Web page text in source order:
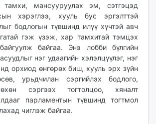
мансууруулах эм, сэтгэцэд
хэрэглээ, хууль бус эргэлттэй
бодлогын түвшинд илүү хүчтэй авч
гэж үзэж, хар тамхитай тэмцэх
байгаа. Энэ лобби бүлгийн
нэг удаагийн хэлэлцүүлэг, нэг
орхиод өнгөрөх биш, хууль эрх зүйн
урьдчилан сэргийлэх бодлого,
сэргээх тогтолцоо, хяналт
парламентын түвшинд тогтмол
чиглэж байгаа.